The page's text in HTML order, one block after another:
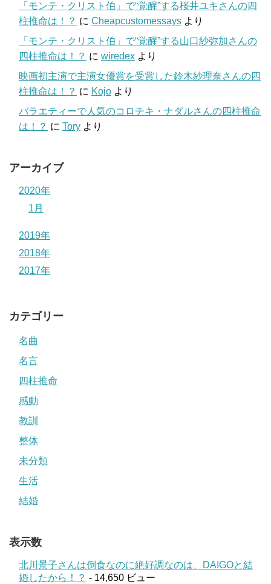
「モンテ・クリスト伯」で“覚醒”する桜井ユキさんの四
柱推命は！？ に Cheapcustomessays より
「モンテ・クリスト伯」で“覚醒”する山口紗弥加さんの
四柱推命は！？ に wiredex より
映画初主演で主演女優賞を受賞した鈴木紗理奈さんの四
柱推命は！？ に Kojo より
バラエティーで人気のコロチキ・ナダルさんの四柱推命
は！？ に Tory より
アーカイブ
2020年
1月
2019年
2018年
2017年
カテゴリー
名曲
名言
四柱推命
感動
教訓
整体
未分類
生活
結婚
表示数
北川景子さんは倒食なのに絶好調なのは、DAIGOと結
婚したから！？ - 14,650 ビュー